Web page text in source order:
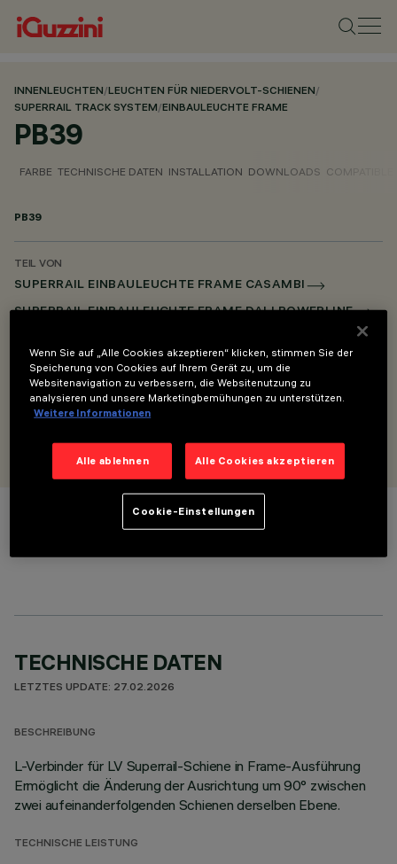
INNENLEUCHTEN/LEUCHTEN FÜR NIEDERVOLT-SCHIENEN/
SUPERRAIL TRACK SYSTEM/EINBAULEUCHTE FRAME
PB39
FARBE TECHNISCHE DATEN INSTALLATION DOWNLOADS
PB39
TEIL VON
SUPERRAIL EINBAULEUCHTE FRAME CASAMBI
SUPERRAIL EINBAULEUCHTE FRAME DALI POWERLINE
BESCHREIBUNG
Mechanischer L-Verbinder - für Frame-Versionen
iGuzzini
TECHNISCHE DATEN
LETZTES UPDATE: 27.02.2026
BESCHREIBUNG
L-Verbinder für LV Superrail-Schiene in Frame-Ausführung
Ermöglicht die Änderung der Ausrichtung um 90° zwischen
zwei aufeinanderfolgenden Schienen derselben Ebene.
TECHNISCHE LEISTUNG
Wenn Sie auf „Alle Cookies akzeptieren“ klicken, stimmen Sie der
Speicherung von Cookies auf Ihrem Gerät zu, um die
Websitenavigation zu verbessern, die Websitenutzung zu
analysieren und unsere Marketingbemühungen zu unterstützen.
Weitere Informationen
Alle ablehnen Alle Cookies akzeptieren
Cookie-Einstellungen